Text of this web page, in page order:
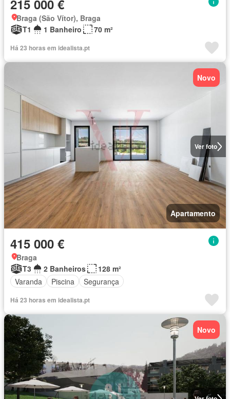
215 000 €
Braga (São Vítor), Braga
T1
1 Banheiro 70 m²
Há 23 horas em idealista.pt
Ver foto
Novo
Apartamento
415 000 €
Braga
T3
2 Banheiros
128 m²
Varanda
Piscina Segurança
Há 23 horas em idealista.pt
Novo